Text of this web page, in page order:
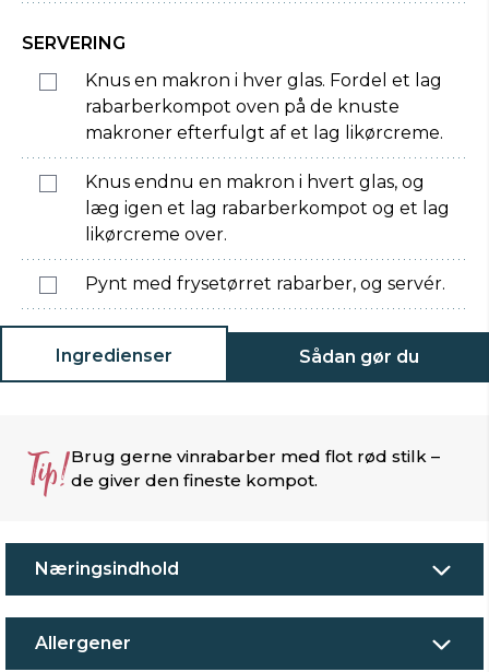
SERVERING
Knus en makron i hver glas. Fordel et lag
rabarberkompot oven på de knuste
makroner efterfulgt af et lag likørcreme.
Knus endnu en makron i hvert glas, og
læg igen et lag rabarberkompot og et lag
likørcreme over.
Pynt med frysetørret rabarber, og servér.
Ingredienser Sådan gør du
Tip!Brug gerne vinrabarber med flot rød stilk –
de giver den fineste kompot.
Næringsindhold
Allergener